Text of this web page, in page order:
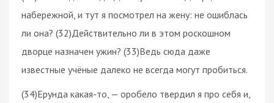
набережной, и тут я посмотрел на жену: не ошиблась
ли она? (32)Действительно ли в этом роскошном
дворце назначен ужин? (33)Ведь сюда даже
известные учёные далеко не всегда могут пробиться.
(34)Ерунда какая-то, — оробело твердил я про себя и,